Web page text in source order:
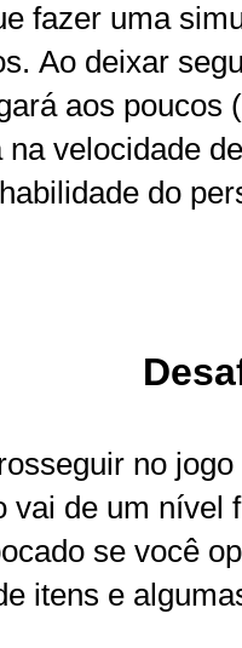
fazer uma
Ao deixar
aos poucos
velocidade
do
no
vai de um
se você
itens e